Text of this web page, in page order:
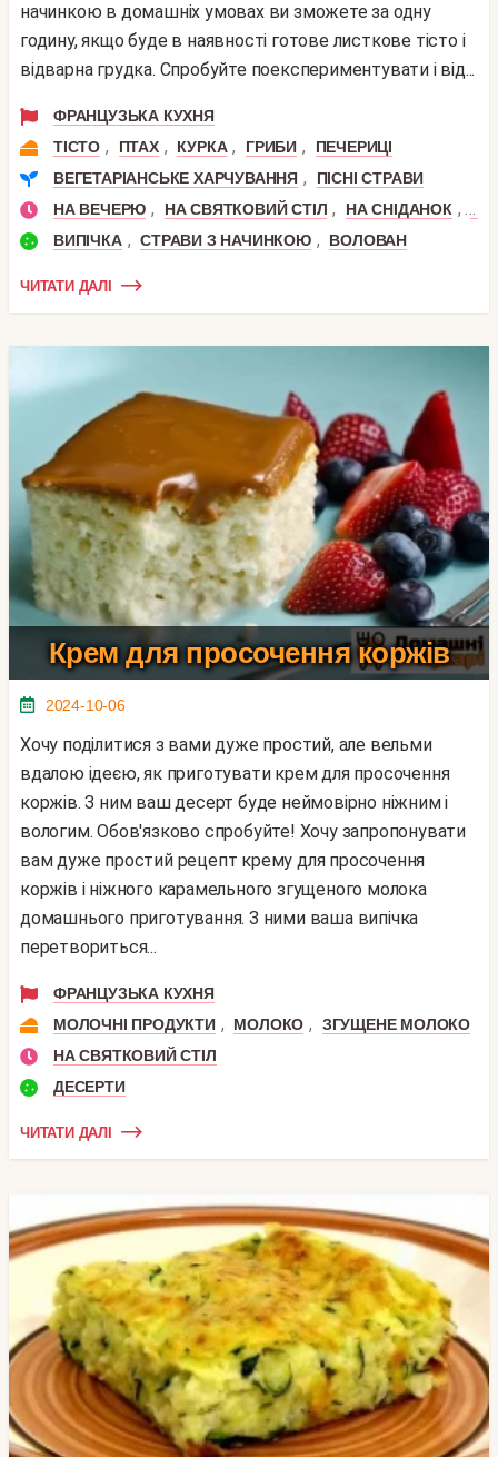
начинкою в домашніх умовах ви зможете за одну
годину, якщо буде в наявності готове листкове тісто і
відварна грудка. Спробуйте поекспериментувати і від...
ФРАНЦУЗЬКА КУХНЯ
ТІСТО , ПТАХ , КУРКА , ГРИБИ ,
ПЕЧЕРИЦІ
ВЕГЕТАРІАНСЬКЕ ХАРЧУВАННЯ ,
ПІСНІ СТРАВИ
НА ВЕЧЕРЮ , НА СВЯТКОВИЙ СТІЛ , НА СНІДАНОК ,
ВИПІЧКА , СТРАВИ З НАЧИНКОЮ , ВОЛОВАН
ЧИТАТИ ДАЛІ
Крем для просочення коржів
2024-10-06
Хочу поділитися з вами дуже простий, але вельми
вдалою ідеєю, як приготувати крем для просочення
коржів. З ним ваш десерт буде неймовірно ніжним і
вологим. Обов'язково спробуйте! Хочу запропонувати
вам дуже простий рецепт крему для просочення
коржів і ніжного карамельного згущеного молока
домашнього приготування. З ними ваша випічка
перетвориться...
ФРАНЦУЗЬКА КУХНЯ
МОЛОЧНІ ПРОДУКТИ , МОЛОКО ,
ЗГУЩЕНЕ МОЛОКО
НА СВЯТКОВИЙ СТІЛ
ДЕСЕРТИ
ЧИТАТИ ДАЛІ